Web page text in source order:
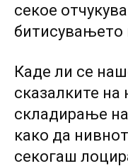
секое
битисувањето
Каде ли се
сказалките на
складирање
како да
секогаш